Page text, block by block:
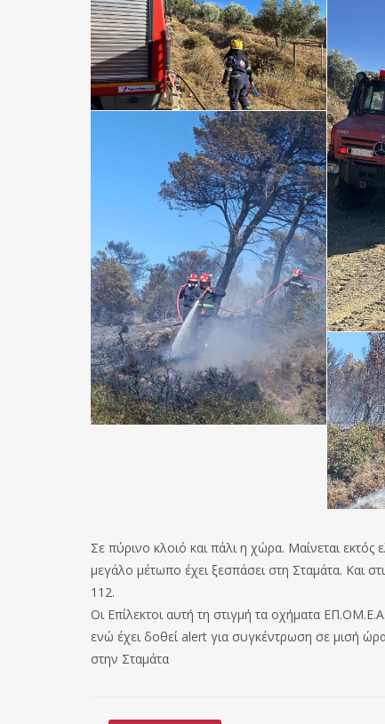
Σε πύρινο κλοιό και πάλι η χώρα. Μαίνεται
μεγάλο μέτωπο έχει ξεσπάσει στη Σταμάτα. Και
112.
Οι Επίλεκτοι αυτή τη στιγμή τα οχήματα
ενώ έχει δοθεί alert για συγκέντρωση σε μισή
στην Σταμάτα